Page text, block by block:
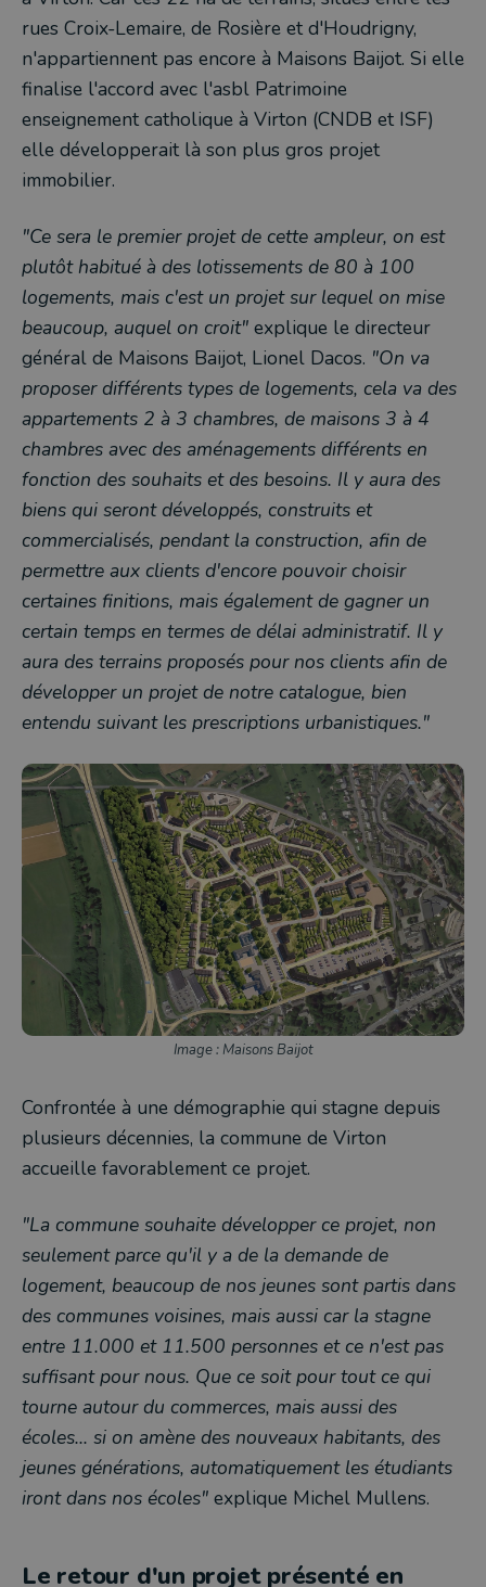
rues Croix-Lemaire, de Rosière et d'Houdrigny,
n'appartiennent pas encore à Maisons Baijot. Si elle
finalise l'accord avec l'asbl Patrimoine
enseignement catholique à Virton (CNDB et ISF)
elle développerait là son plus gros projet
immobilier.
"Ce sera le premier projet de cette ampleur, on est
plutôt habitué à des lotissements de 80 à 100
logements, mais c'est un projet sur lequel on mise
beaucoup, auquel on croit" explique le directeur
général de Maisons Baijot, Lionel Dacos. "On va
proposer différents types de logements, cela va des
appartements 2 à 3 chambres, de maisons 3 à 4
chambres avec des aménagements différents en
fonction des souhaits et des besoins. Il y aura des
biens qui seront développés, construits et
commercialisés, pendant la construction, afin de
permettre aux clients d'encore pouvoir choisir
certaines finitions, mais également de gagner un
certain temps en termes de délai administratif. Il y
aura des terrains proposés pour nos clients afin de
développer un projet de notre catalogue, bien
entendu suivant les prescriptions urbanistiques."
Image : Maisons Baijot
Confrontée à une démographie qui stagne depuis
plusieurs décennies, la commune de Virton
accueille favorablement ce projet.
"La commune souhaite développer ce projet, non
seulement parce qu'il y a de la demande de
logement, beaucoup de nos jeunes sont partis dans
des communes voisines, mais aussi car la stagne
entre 11.000 et 11.500 personnes et ce n'est pas
suffisant pour nous. Que ce soit pour tout ce qui
tourne autour du commerces, mais aussi des
écoles... si on amène des nouveaux habitants, des
jeunes générations, automatiquement les étudiants
iront dans nos écoles" explique Michel Mullens.
Le retour d'un projet présenté en